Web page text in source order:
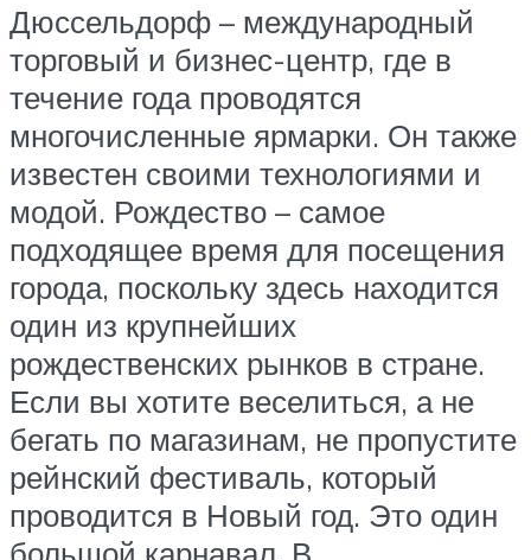
Дюссельдорф – международный
торговый и бизнес-центр, где в
течение года проводятся
многочисленные ярмарки. Он также
известен своими технологиями и
модой. Рождество – самое
подходящее время для посещения
города, поскольку здесь находится
один из крупнейших
рождественских рынков в стране.
Если вы хотите веселиться, а не
бегать по магазинам, не пропустите
рейнский фестиваль, который
проводится в Новый год. Это один